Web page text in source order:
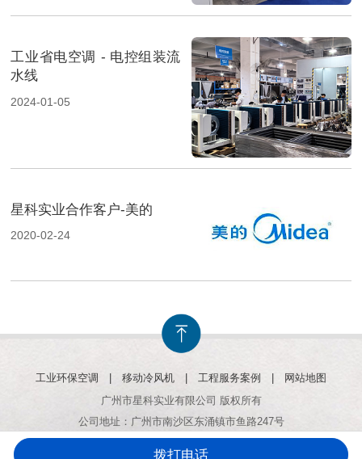
工业省电空调 - 电控组装流
水线
2024-01-05
星科实业合作客户-美的
2020-02-24
工业环保空调 移动冷风机 工程服务案例
网站地图
广州市星科实业有限公司 版权所有
公司地址：广州市南沙区东涌镇市鱼路247号
拨打电话